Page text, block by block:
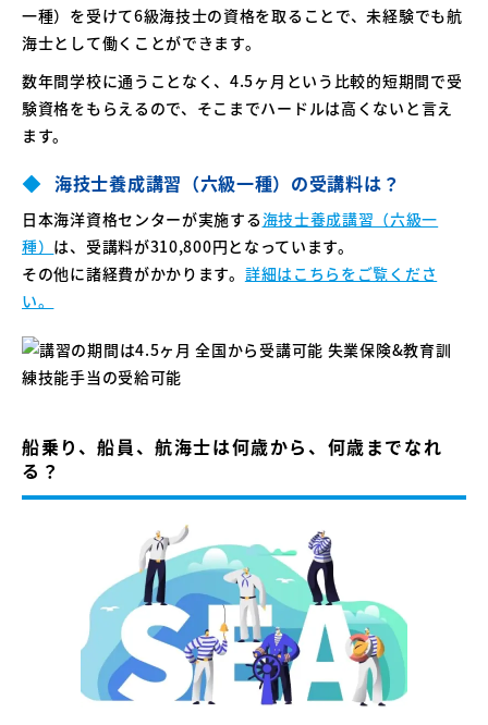
一種）を受けて6級海技士の資格を取ることで、未経験でも航
海士として働くことができます。
数年間学校に通うことなく、4.5ヶ月という比較的短期間で受
験資格をもらえるので、そこまでハードルは高くないと言え
ます。
海技士養成講習（六級一種）の受講料は？
日本海洋資格センターが実施する海技士養成講習（六級一
種） は、受講料が310,800円となっています。
その他に諸経費がかかります。 詳細はこちらをご覧くださ
い。
船乗り、船員、航海士は何歳から、何歳までなれ
る？